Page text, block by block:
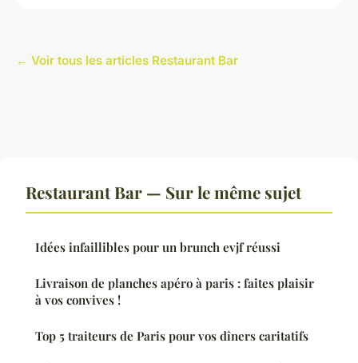
← Voir tous les articles Restaurant Bar
Restaurant Bar — Sur le même sujet
Idées infaillibles pour un brunch evjf réussi
Livraison de planches apéro à paris : faites plaisir
à vos convives !
Top 5 traiteurs de Paris pour vos dîners caritatifs